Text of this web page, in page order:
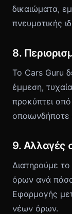
δικαιώματα,
πνευματικής
8.
Το Cars Guru
έμμεση,
προκύπτει
9. Αλλαγές
Διατηρούμε
όρων ανά
Εφαρμογής
νέων όρων.